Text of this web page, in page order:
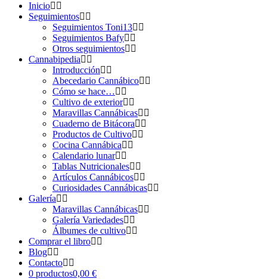
Inicio
Seguimientos
Seguimientos Toni13
Seguimientos Bafy
Otros seguimientos
Cannabipedia
Introducción
Abecedario Cannábico
Cómo se hace…
Cultivo de exterior
Maravillas Cannábicas
Cuaderno de Bitácora
Productos de Cultivo
Cocina Cannábica
Calendario lunar
Tablas Nutricionales
Artículos Cannábicos
Curiosidades Cannábicas
Galería
Maravillas Cannábicas
Galería Variedades
Álbumes de cultivo
Comprar el libro
Blog
Contacto
0 productos0,00 €